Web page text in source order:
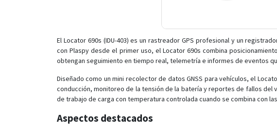
El Locator 690s (IDU-403) es un rastreador GPS profesional y un
con Plaspy desde el primer uso, el Locator 690s combina
obtengan seguimiento en tiempo real, telemetría e informes de eventos
Diseñado como un mini recolector de datos GNSS para vehículos, el
conducción, monitoreo de la tensión de la batería y reportes de fallos
de trabajo de carga con temperatura controlada cuando se combina con
Aspectos destacados